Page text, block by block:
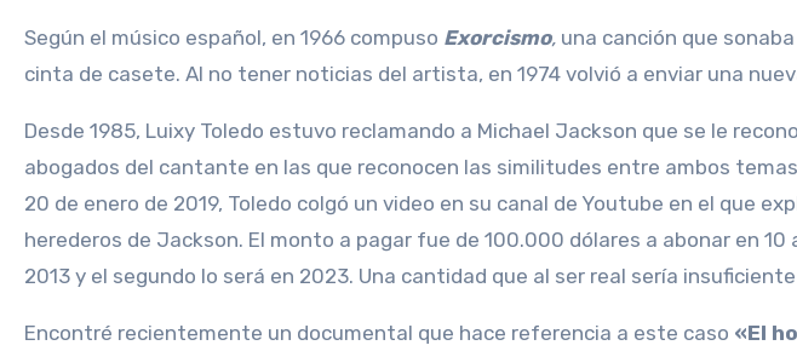
Según el músico español, en 1966 compuso Exorcismo, una canción que
cinta de casete. Al no tener noticias del artista, en 1974 volvió a enviar una
Desde 1985, Luixy Toledo estuvo reclamando a Michael Jackson que se le
abogados del cantante en las que reconocen las similitudes entre ambos
20 de enero de 2019, Toledo colgó un video en su canal de Youtube en el que
herederos de Jackson. El monto a pagar fue de 100.000 dólares a abonar en
2013 y el segundo lo será en 2023. Una cantidad que al ser real sería
Encontré recientemente un documental que hace referencia a este caso «El